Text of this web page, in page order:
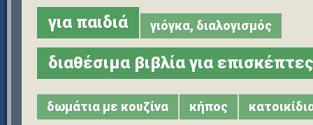
για παιδιά γιόγκα, διαλογισμός
διαθέσιμα βιβλία για επισκέπτες
δωμάτια με κουζίνα κήπος